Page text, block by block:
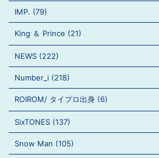
IMP. (79)
King ＆ Prince (21)
NEWS (222)
Number_i (218)
ROIROM/ タイプロ出身 (6)
SixTONES (137)
Snow Man (105)